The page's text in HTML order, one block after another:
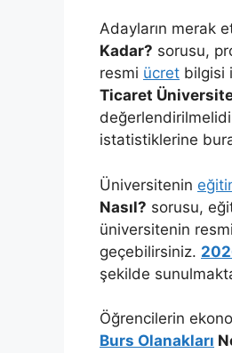
Adayların merak
Kadar? sorusu,
resmi ücret bilgisi
Ticaret
istatistiklerine
Üniversitenin
Nasıl? sorusu,
üniversitenin
geçebilirsiniz.
şekilde
Öğrencilerin
Burs Olanakları